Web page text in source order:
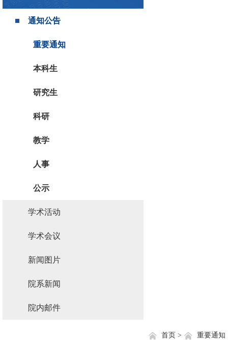
通知公告
重要通知
本科生
研究生
科研
教学
人事
公示
学术活动
学术会议
新闻图片
院系新闻
院内邮件
重要通知
首页 >